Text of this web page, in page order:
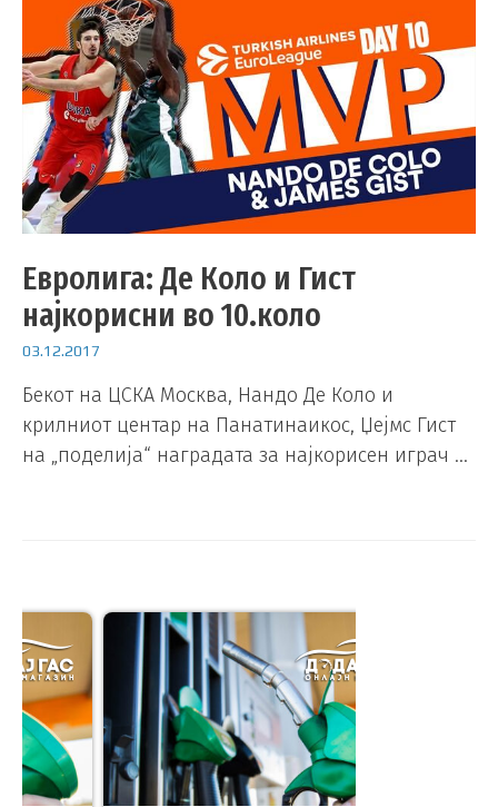
Евролига: Де Коло и Гист
најкорисни во 10.коло
03.12.2017
Бекот на ЦСКА Москва, Нандо Де Коло и
крилниот центар на Панатинаикос, Џејмс Гист
на „поделија“ наградата за најкорисен играч …